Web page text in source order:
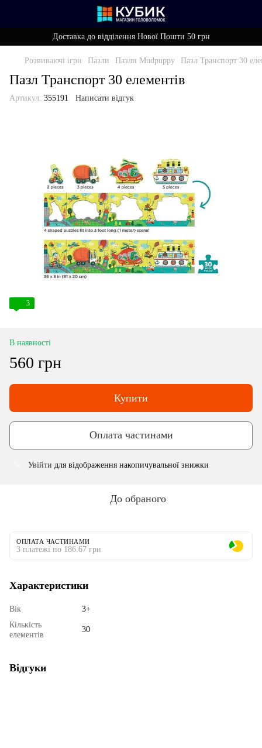
Доставка до відділення Нової Пошти 50 грн
Розвиваючі ігри Пазли Пазли Mudpuppy Пазл Транспорт 30
Пазл Транспорт 30 елементів
Артикул: 355191 Написати відгук
3
В наявності
560 грн
Купити
Оплата частинами
Увійти для відображення накопичувальної знижки
До обраного
ОПЛАТА ЧАСТИНАМИ
3 платежі по 186.67 грн
Характеристики
Вік
3+
Кількість
елементів
30
Відгуки